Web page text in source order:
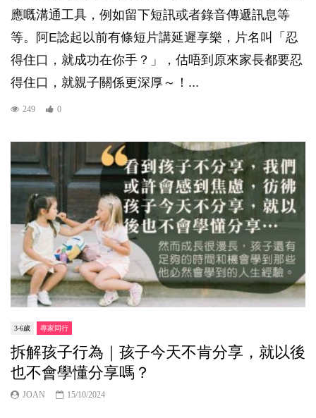
應嘅溝通工具，例如留下短訊或者錄音傳遞訊息等
等。阿E諗起以前有條短片講延遲享樂，片名叫「忍
得住口，就成功在你手？」，估唔到原來家長都要忍
得住口，就親子關係更深厚～！...
249 0
3-6歲 專家同行
拆解孩子行為｜孩子今天不肯分享，就以後
也不會學懂分享嗎？
JOAN 15/10/2024